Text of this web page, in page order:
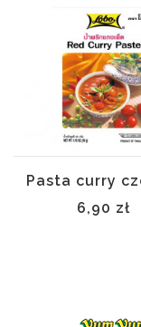
Pasta curry
6,90 zł